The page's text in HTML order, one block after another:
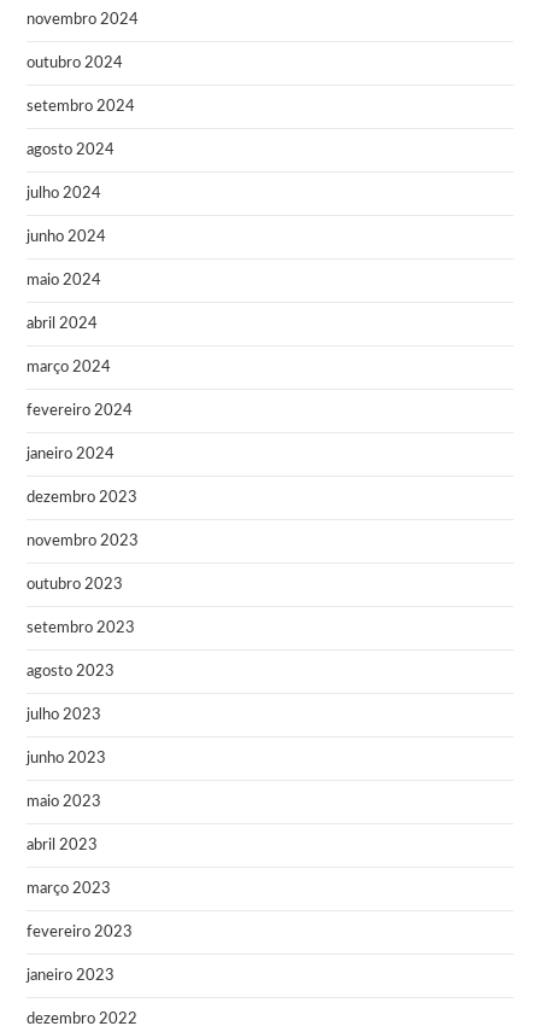
novembro 2024
outubro 2024
setembro 2024
agosto 2024
julho 2024
junho 2024
maio 2024
abril 2024
março 2024
fevereiro 2024
janeiro 2024
dezembro 2023
novembro 2023
outubro 2023
setembro 2023
agosto 2023
julho 2023
junho 2023
maio 2023
abril 2023
março 2023
fevereiro 2023
janeiro 2023
dezembro 2022